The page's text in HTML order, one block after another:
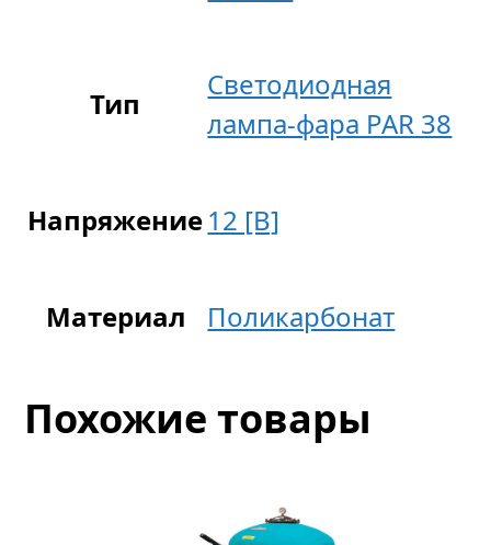
Тип
Светодиодная
лампа-фара PAR 38
Напряжение12 [В]
Материал Поликарбонат
Похожие товары